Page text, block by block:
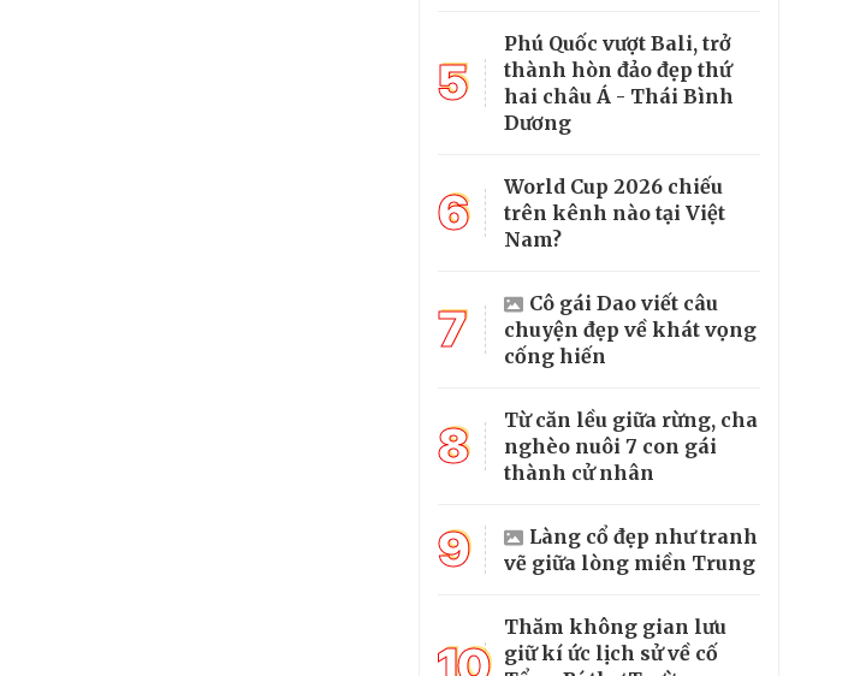
5
Phú Quốc vượt Bali, trở
thành hòn đảo đẹp thứ
hai châu Á - Thái Bình
Dương
6
World Cup 2026 chiếu
trên kênh nào tại Việt
Nam?
7
Cô gái Dao viết câu
chuyện đẹp về khát vọng
cống hiến
8
Từ căn lều giữa rừng, cha
nghèo nuôi 7 con gái
thành cử nhân
9
Làng cổ đẹp như tranh
vẽ giữa lòng miền Trung
Thăm không gian lưu
giữ kí ức lịch sử về cố